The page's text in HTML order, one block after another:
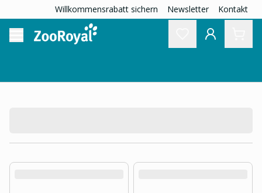
Willkommensrabatt sichern Newsletter Kontakt